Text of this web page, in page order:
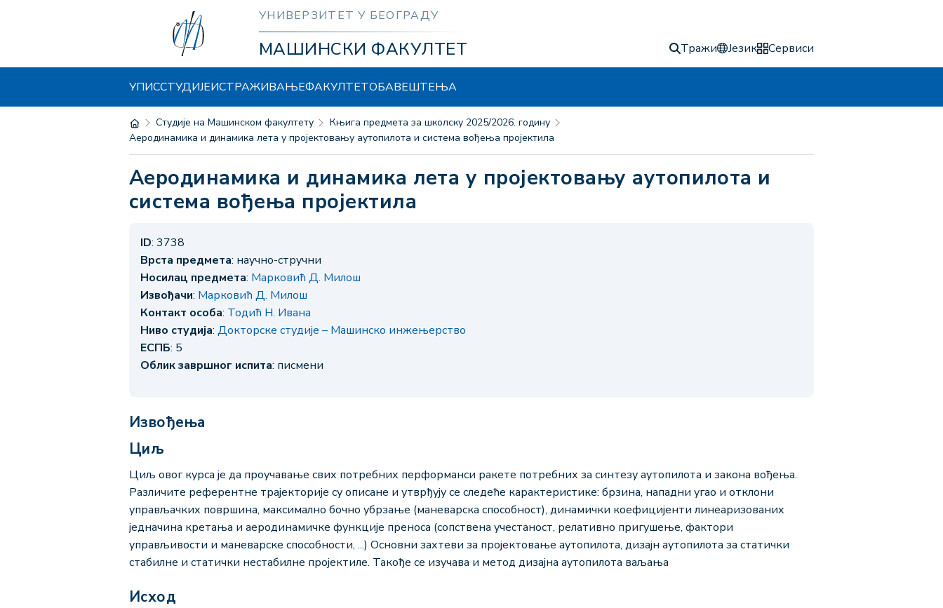
УНИВЕРЗИТЕТ У БЕОГРАДУ
МАШИНСКИ ФАКУЛТЕТ Тражи Језик Сервиси
УПИССТУДИЈЕИСТРАЖИВАЊЕФАКУЛТЕТОБАВЕШТЕЊА
Студије на Машинском факултету
Књига предмета за школску 2025/2026. годину
Аеродинамика и динамика лета у пројектовању аутопилота и система вођења пројектила
Аеродинамика и динамика лета у пројектовању аутопилота и
система вођења пројектила
ID: 3738
Врста предмета: научно-стручни
Носилац предмета: Марковић Д. Милош
Извођачи: Марковић Д. Милош
Контакт особа: Тодић Н. Ивана
Ниво студија: Докторске студије – Машинско инжењерство
ЕСПБ: 5
Облик завршног испита: писмени
Извођења
Циљ
Циљ овог курса је да проучавање свих потребних перформанси ракете потребних за синтезу аутопилота и закона вођења.
Различите референтне трајекторије су описане и утврђују се следеће карактеристике: брзина, нападни угао и отклони
управљачких површина, максимално бочно убрзање (маневарска способност), динамички коефицијенти линеаризованих
једначина кретања и аеродинамичке функције преноса (сопствена учестаност, релативно пригушење, фактори
управљивости и маневарске способности, ...) Основни захтеви за пројектовање аутопилота, дизајн аутопилота за статички
стабилне и статички нестабилне пројектиле. Такође се изучава и метод дизајна аутопилота ваљања
Исход